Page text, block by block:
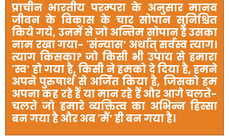
प्राचीन भारतीय परम्परा के अनुसार मानव
जीवन के विकास के चार सोपान सुनिश्चित
किये गये, उनमें से जो अन्तिम सोपान है उसका
नाम रखा गया- 'संन्यास’ अर्थात् सर्वस्व त्याग।
त्याग किसका?जो किसी भी उपाय से हमारा
'स्व’हो गया है,किसी ने हमको दे दिया है,हमने
अपने पुरुषार्थ से अर्जित किया है, जिसको हम
अपना कह रहे हैं या मान रहे हैं और आगे चलते-
चलते जो हमारे व्यक्तित्व का अभिन्न हिस्सा
बन गया है और अब'मैं’ही बन गया है।